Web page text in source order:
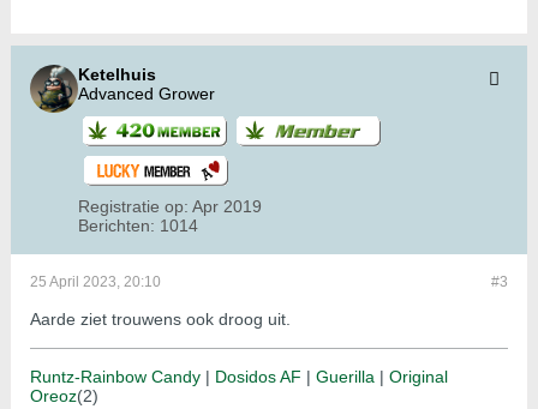
Ketelhuis
Advanced Grower
Registratie op: Apr 2019
Berichten: 1014
#3
25 April 2023, 20:10
Aarde ziet trouwens ook droog uit.
Runtz-Rainbow Candy | Dosidos AF | Guerilla | Original
Oreoz(2)